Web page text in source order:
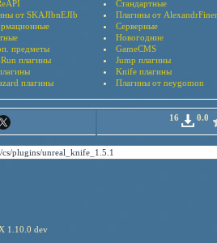
Стандартные
от SKAJIbnEJIb Плагины от AlexandrFiner
Серверные
Новогодние
предметы GameCMS
плагины Jump плагины
Knife плагины
плагины Плагины от neygomon
16 0.0
1.10.0 dev